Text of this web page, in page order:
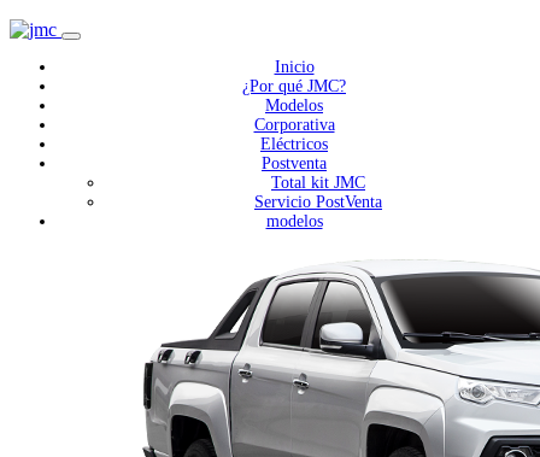
Inicio
¿Por qué JMC?
Modelos
Corporativa
Eléctricos
Postventa
Total kit JMC
Servicio PostVenta
modelos